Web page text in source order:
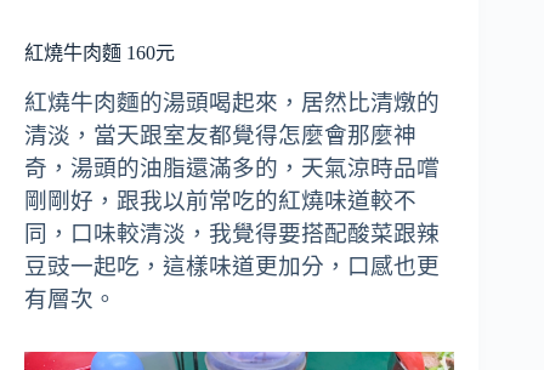
紅燒牛肉麵 160元
紅燒牛肉麵的湯頭喝起來，居然比清燉的
清淡，當天跟室友都覺得怎麼會那麼神
奇，湯頭的油脂還滿多的，天氣涼時品嚐
剛剛好，跟我以前常吃的紅燒味道較不
同，口味較清淡，我覺得要搭配酸菜跟辣
豆豉一起吃，這樣味道更加分，口感也更
有層次。